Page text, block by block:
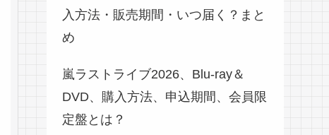
入方法・販売期間・いつ届く？まと
め
嵐ラストライブ2026、Blu-ray＆
DVD、購入方法、申込期間、会員限
定盤とは？